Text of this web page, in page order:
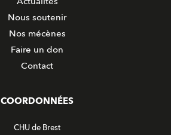
Nous soutenir
Nos mécènes
Faire un don
Contact
COORDONNÉES
CHU de Brest